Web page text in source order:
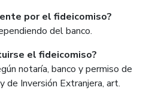
por el fideicomiso?
del banco.
el fideicomiso?
notaría, banco y permiso de
de Inversión Extranjera, art.